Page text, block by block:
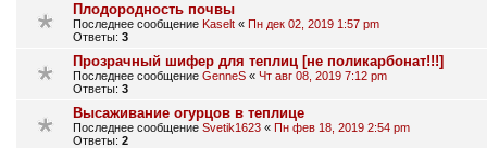
Плодородность почвы
Последнее сообщение Kaselt « Пн дек 02, 2019 1:57 pm
Ответы: 3
Прозрачный шифер для теплиц [не поликарбонат!!!]
Последнее сообщение GenneS « Чт авг 08, 2019 7:12 pm
Ответы: 3
Высаживание огурцов в теплице
Последнее сообщение Svetik1623 « Пн фев 18, 2019 2:54 pm
Ответы: 2